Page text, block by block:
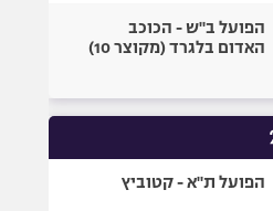
אופניים
כדורמים
פוטבול אמריקאי NFL
בייסבול MLB
הפועל ב"ש - הכוכב
האדום בלגרד (מקוצר 10)
הפועל ת"א - קטוביץ